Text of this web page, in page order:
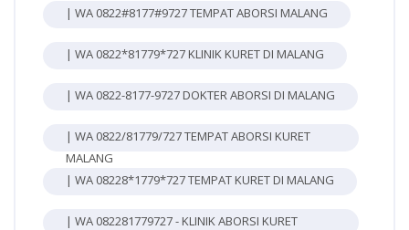
| WA 0822#8177#9727 TEMPAT ABORSI MALANG
| WA 0822*81779*727 KLINIK KURET DI MALANG
| WA 0822-8177-9727 DOKTER ABORSI DI MALANG
| WA 0822/81779/727 TEMPAT ABORSI KURET
MALANG
| WA 08228*1779*727 TEMPAT KURET DI MALANG
| WA 082281779727 - KLINIK ABORSI KURET